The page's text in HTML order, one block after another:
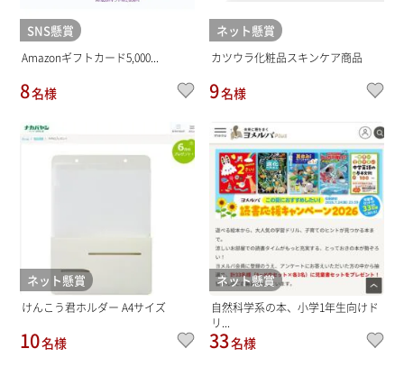
SNS懸賞
Amazonギフトカード5,000...
8名様
ネット懸賞
カツウラ化粧品スキンケア商品
9名様
ネット懸賞
けんこう君ホルダー A4サイズ
10名様
ネット懸賞
自然科学系の本、小学1年生向けド
リ...
33名様